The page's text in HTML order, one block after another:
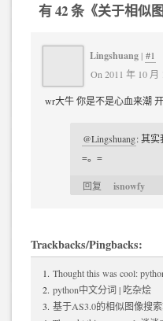
有 42 条《关于相似
Lingshuang | #1
On 2011 年 10 月
wr大牛 你是不是心血来潮
isnowfy
@Lingshuang: 其
=。=
回复
Trackbacks/Pingbacks:
Thought this was cool:
python中文分词 | 吃杂烩
基于AS3.0的相似图像搜